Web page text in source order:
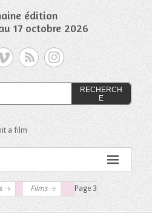
édition
17 octobre 2026
RECHERCH
E
a film
Films Page 3